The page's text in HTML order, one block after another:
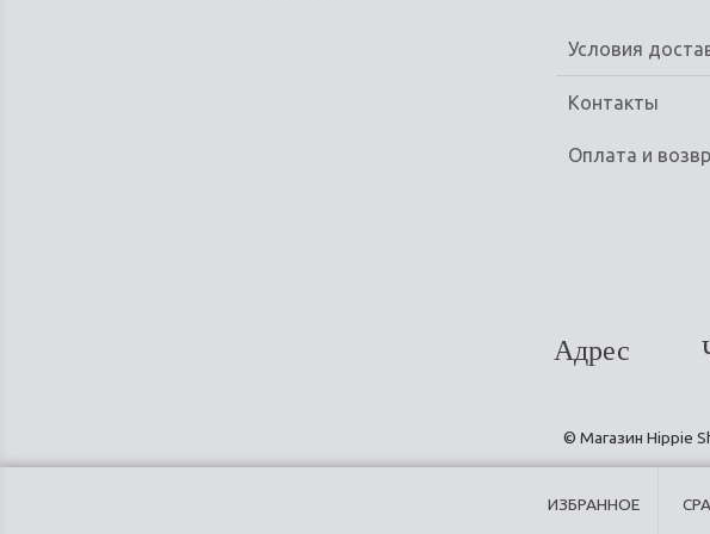
Условия
Контакты
Оплата и
Адрес
© Магазин Hippie
ИЗБРАННОЕ